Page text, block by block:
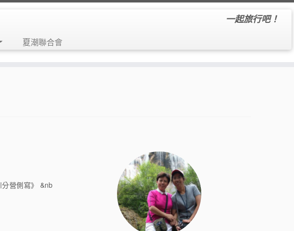
一起旅行吧！
夏潮聯合會
營側寫》 &nb